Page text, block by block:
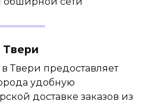
Твери
Твери предоставляет
удобную
доставке заказов из